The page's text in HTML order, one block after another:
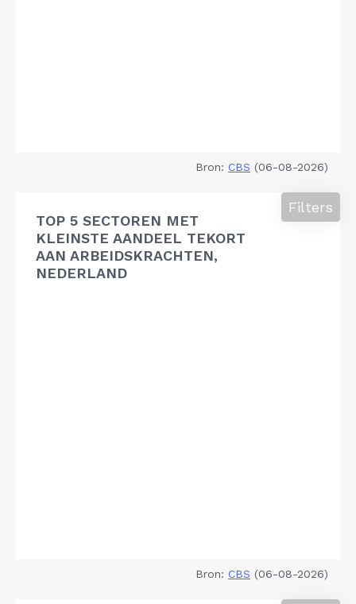
Bron: CBS (06-08-2026)
TOP 5 SECTOREN MET
KLEINSTE AANDEEL TEKORT
AAN ARBEIDSKRACHTEN,
NEDERLAND
Filters
Bron: CBS (06-08-2026)